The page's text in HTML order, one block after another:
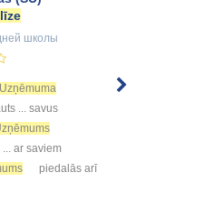
школы
Uzņēmuma
... savus
ar saviem
piedalās arī